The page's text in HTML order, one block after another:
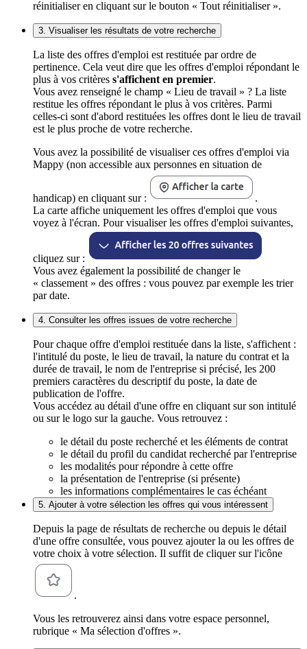
réinitialiser en cliquant sur le bouton « Tout réinitialiser ».
3. Visualiser les résultats de votre recherche
La liste des offres d'emploi est restituée par ordre de
pertinence. Cela veut dire que les offres d'emploi répondant le
plus à vos critères s'affichent en premier.
Vous avez renseigné le champ « Lieu de travail » ? La liste
restitue les offres répondant le plus à vos critères. Parmi
celles-ci sont d'abord restituées les offres dont le lieu de travail
est le plus proche de votre recherche.
Vous avez la possibilité de visualiser ces offres d'emploi via
Mappy (non accessible aux personnes en situation de
handicap) en cliquant sur :
.
La carte affiche uniquement les offres d'emploi que vous
voyez à l'écran. Pour visualiser les offres d'emploi suivantes,
cliquez sur :
Vous avez également la possibilité de changer le
« classement » des offres : vous pouvez par exemple les trier
par date.
4. Consulter les offres issues de votre recherche
Pour chaque offre d'emploi restituée dans la liste, s'affichent :
l'intitulé du poste, le lieu de travail, la nature du contrat et la
durée de travail, le nom de l'entreprise si précisé, les 200
premiers caractères du descriptif du poste, la date de
publication de l'offre.
Vous accédez au détail d'une offre en cliquant sur son intitulé
ou sur le logo sur la gauche. Vous retrouvez :
le détail du poste recherché et les éléments de contrat
le détail du profil du candidat recherché par l'entreprise
les modalités pour répondre à cette offre
la présentation de l'entreprise (si présente)
les informations complémentaires le cas échéant
5. Ajouter à votre sélection les offres qui vous intéressent
Depuis la page de résultats de recherche ou depuis le détail
d'une offre consultée, vous pouvez ajouter la ou les offres de
votre choix à votre sélection. Il suffit de cliquer sur l'icône
.
Vous les retrouverez ainsi dans votre espace personnel,
rubrique « Ma sélection d'offres ».